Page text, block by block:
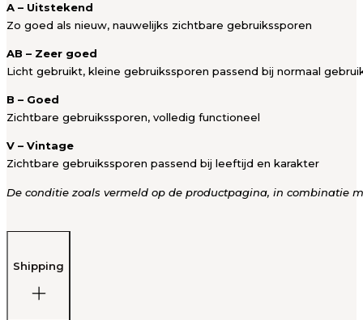
A – Uitstekend
Zo goed als nieuw, nauwelijks zichtbare gebruikssporen
AB – Zeer goed
Licht gebruikt, kleine gebruikssporen passend bij normaal
B – Goed
Zichtbare gebruikssporen, volledig functioneel
V – Vintage
Zichtbare gebruikssporen passend bij leeftijd en karakter
De conditie zoals vermeld op de productpagina, in combinatie
Shipping